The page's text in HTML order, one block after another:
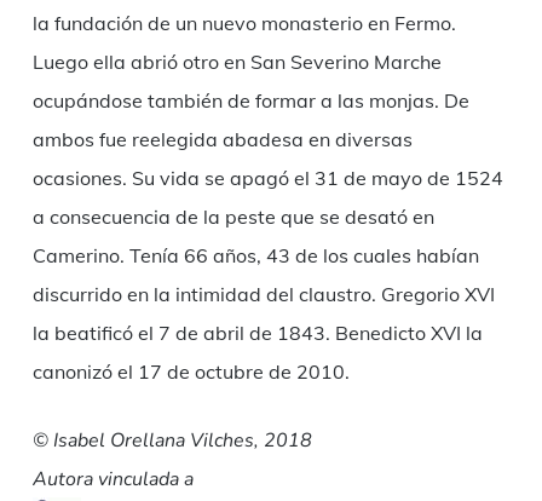
la fundación de un nuevo monasterio en Fermo.
Luego ella abrió otro en San Severino Marche
ocupándose también de formar a las monjas. De
ambos fue reelegida abadesa en diversas
ocasiones. Su vida se apagó el 31 de mayo de 1524
a consecuencia de la peste que se desató en
Camerino. Tenía 66 años, 43 de los cuales habían
discurrido en la intimidad del claustro. Gregorio XVI
la beatificó el 7 de abril de 1843. Benedicto XVI la
canonizó el 17 de octubre de 2010.
© Isabel Orellana Vilches, 2018
Autora vinculada a